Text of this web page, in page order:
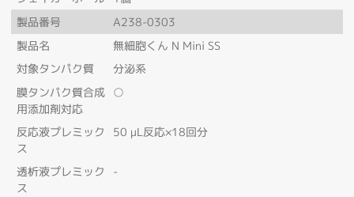
製品番号
A238-0303
製品名
無細胞くん N Mini SS
対象タンパク質
分泌系
膜タンパク質合成
用添加剤対応
○
反応液プレミック
ス
50 μL反応×18回分
透析液プレミック
ス
-